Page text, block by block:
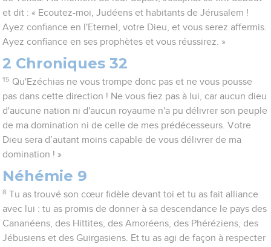
et dit : « Ecoutez-moi, Judéens et habitants de Jérusalem !
Ayez confiance en l'Eternel, votre Dieu, et vous serez affermis.
Ayez confiance en ses prophètes et vous réussirez. »
2 Chroniques 32
15 Qu'Ezéchias ne vous trompe donc pas et ne vous pousse
pas dans cette direction ! Ne vous fiez pas à lui, car aucun dieu
d'aucune nation ni d'aucun royaume n'a pu délivrer son peuple
de ma domination ni de celle de mes prédécesseurs. Votre
Dieu sera d’autant moins capable de vous délivrer de ma
domination ! »
Néhémie 9
8 Tu as trouvé son cœur fidèle devant toi et tu as fait alliance
avec lui : tu as promis de donner à sa descendance le pays des
Cananéens, des Hittites, des Amoréens, des Phéréziens, des
Jébusiens et des Guirgasiens. Et tu as agi de façon à respecter